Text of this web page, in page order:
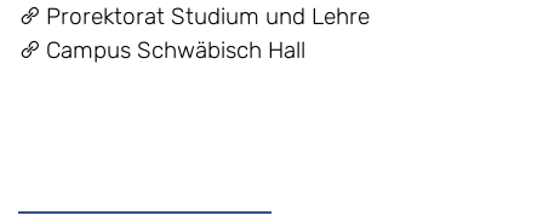
Prorektorat Studium und Lehre
Campus Schwäbisch Hall